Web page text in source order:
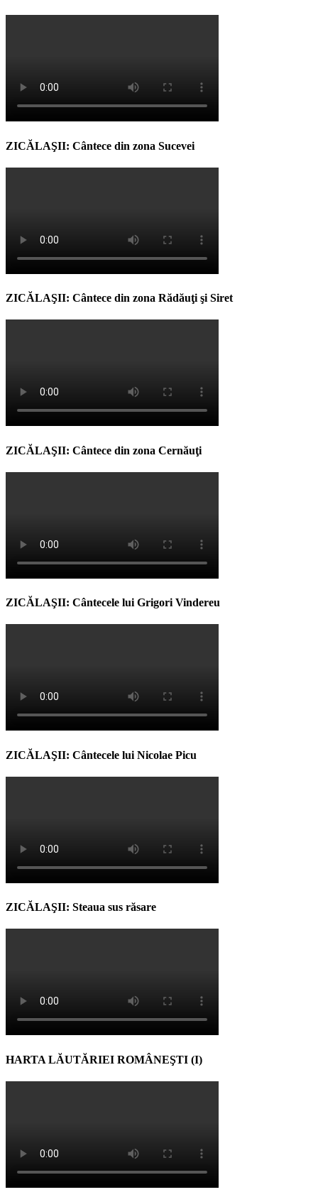
ZICĂLAŞII: Cântece din zona Sucevei
ZICĂLAŞII: Cântece din zona Rădăuţi şi Siret
ZICĂLAŞII: Cântece din zona Cernăuţi
ZICĂLAŞII: Cântecele lui Grigori Vindereu
ZICĂLAŞII: Cântecele lui Nicolae Picu
ZICĂLAŞII: Steaua sus răsare
HARTA LĂUTĂRIEI ROMÂNEŞTI (I)